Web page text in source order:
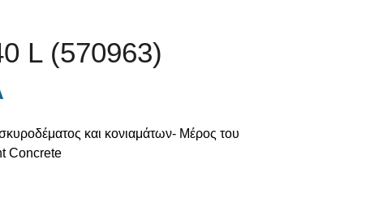
L (570963)
και κονιαμάτων- Μέρος του
Concrete